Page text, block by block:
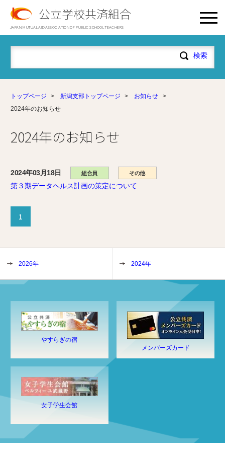
公立学校共済組合
JAPAN MUTUAL AID ASSOCIATION OF PUBLIC SCHOOL TEACHERS
トップページ > 新潟支部トップページ > お知らせ
>
2024年のお知らせ
2024年のお知らせ
2024年03月18日 組合員 その他
第３期データヘルス計画の策定について
1
2026年 2024年
やすらぎの宿
メンバーズカード
女子学生会館